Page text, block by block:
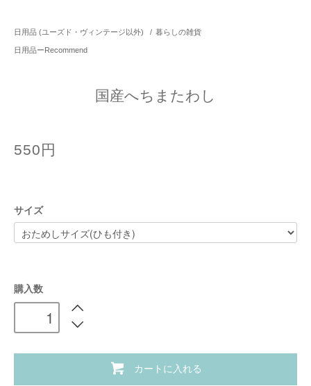
日用品 (ユーズド・ヴィンテージ以外) / 暮らしの雑貨
日用品ーRecommend
国産へちまたわし
550円
サイズ
購入数
カートに入れる